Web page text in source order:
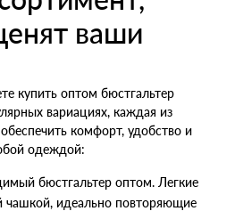
ваши
купить оптом бюстгальтер
вариациях, каждая из
комфорт, удобство и
одеждой:
бюстгальтер оптом. Легкие
чашкой, идеально повторяющие